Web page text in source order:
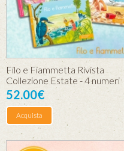
Filo e Fiammetta Rivista
Collezione Estate - 4 numeri
52.00€
Acquista